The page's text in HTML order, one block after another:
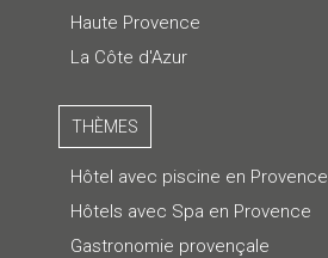
Haute Provence
La Côte d'Azur
THÈMES
Hôtel avec piscine en Provence
Hôtels avec Spa en Provence
Gastronomie provençale